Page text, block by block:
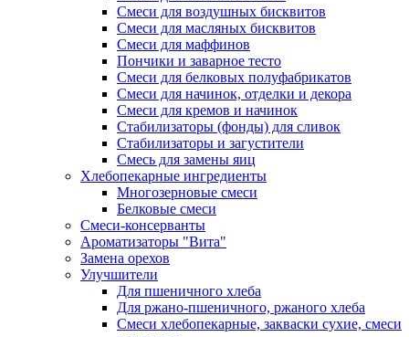
Смеси для воздушных бисквитов
Смеси для масляных бисквитов
Смеси для маффинов
Пончики и заварное тесто
Cмеси для белковых полуфабрикатов
Смеси для начинок, отделки и декора
Смеси для кремов и начинок
Стабилизаторы (фонды) для сливок
Стабилизаторы и загустители
Смесь для замены яиц
Хлебопекарные ингредиенты
Многозерновые смеси
Белковые смеси
Смеси-консерванты
Ароматизаторы "Вита"
Замена орехов
Улучшители
Для пшеничного хлеба
Для ржано-пшеничного, ржаного хлеба
Смеси хлебопекарные, закваски сухие, смеси